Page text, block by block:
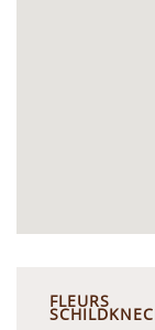
FLEURS